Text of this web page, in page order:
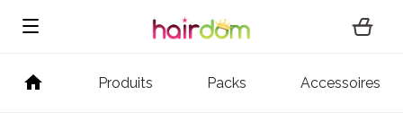
Produits Packs Accessoires